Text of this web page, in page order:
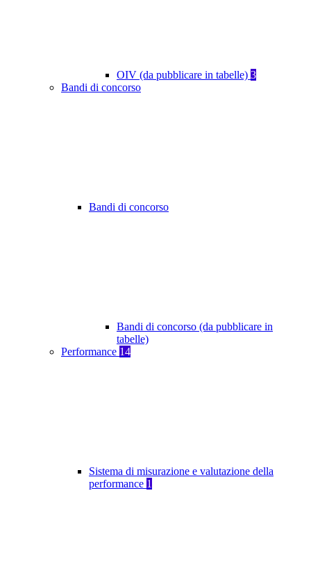
OIV (da pubblicare in tabelle) 3
Bandi di concorso
Bandi di concorso
Bandi di concorso (da pubblicare in
tabelle)
Performance 14
Sistema di misurazione e valutazione della
performance 1